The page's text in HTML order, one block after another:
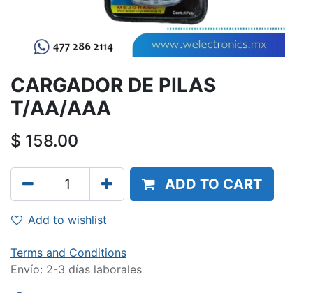
CARGADOR DE PILAS
T/AA/AAA
$ 158.00
ADD TO CART
Add to wishlist
Terms and Conditions
Envío: 2-3 días laborales